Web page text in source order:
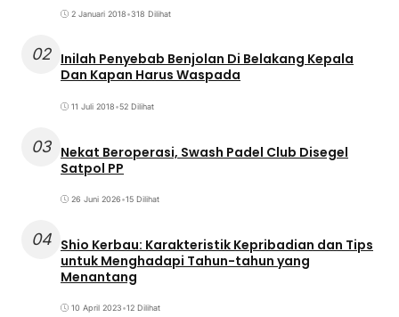
2 Januari 2018•318 Dilihat
02 Inilah Penyebab Benjolan Di Belakang Kepala
Dan Kapan Harus Waspada
11 Juli 2018•52 Dilihat
03 Nekat Beroperasi, Swash Padel Club Disegel
Satpol PP
26 Juni 2026•15 Dilihat
04 Shio Kerbau: Karakteristik Kepribadian dan Tips
untuk Menghadapi Tahun-tahun yang
Menantang
10 April 2023•12 Dilihat